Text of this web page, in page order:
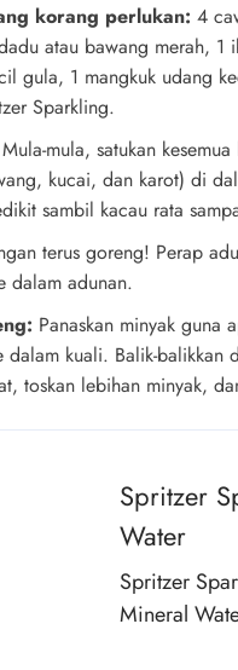
korang perlukan: 4
atau bawang merah,
gula, 1 mangkuk udang
Sparkling.
Mula-mula, satukan
kucai, dan karot) di
sambil kacau rata
terus goreng! Perap
dalam adunan.
Panaskan minyak guna
dalam kuali. Balik-
toskan lebihan minyak,
Spritzer
Water
Spritzer
Mineral